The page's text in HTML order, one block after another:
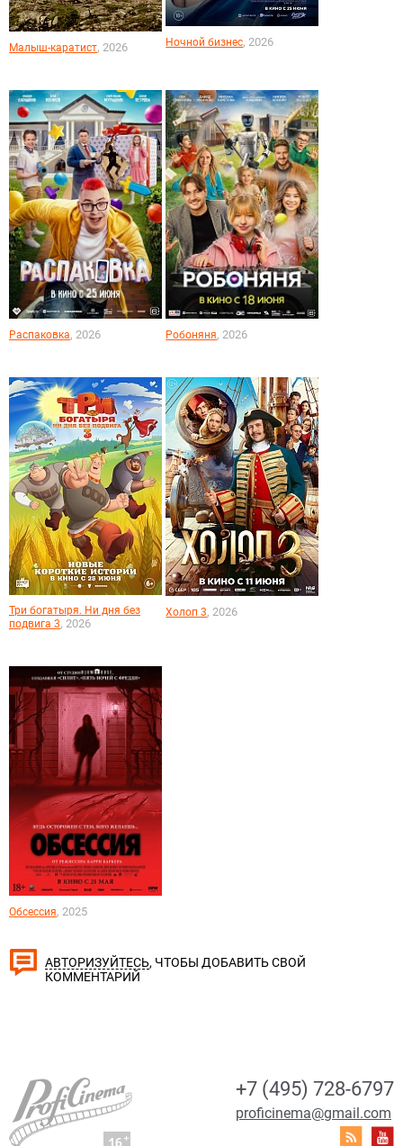
Малыш-каратист, 2026 Ночной бизнес, 2026
Распаковка, 2026 Робоняня, 2026
Три богатыря. Ни дня без
подвига 3, 2026
Холоп 3, 2026
Обсессия, 2025
АВТОРИЗУЙТЕСЬ, ЧТОБЫ ДОБАВИТЬ СВОЙ
КОММЕНТАРИЙ
+7 (495) 728-6797
proficinema@gmail.com